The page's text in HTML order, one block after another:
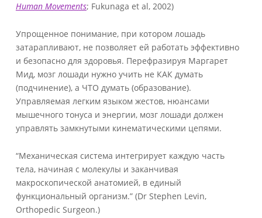
Human Movements; Fukunaga et al, 2002)
Упрощенное понимание, при котором лошадь
затарапливают, не позволяет ей работать эффективно
и безопасно для здоровья. Перефразируя Маргарет
Мид, мозг лошади нужно учить не КАК думать
(подчинение), а ЧТО думать (образование).
Управляемая легким языком жестов, нюансами
мышечного тонуса и энергии, мозг лошади должен
управлять замкнутыми кинематическими цепями.
“Механическая система интегрирует каждую часть
тела, начиная с молекулы и заканчивая
макроскопической анатомией, в единый
функциональный организм.” (Dr Stephen Levin,
Orthopedic Surgeon.)